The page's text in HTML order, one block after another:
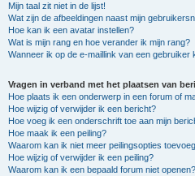
Mijn taal zit niet in de lijst!
Wat zijn de afbeeldingen naast mijn
Hoe kan ik een avatar instellen?
Wat is mijn rang en hoe verander ik mijn rang?
Wanneer ik op de e-maillink van een gebruiker
Vragen in verband met het plaatsen van
Hoe plaats ik een onderwerp in een forum of
Hoe wijzig of verwijder ik een bericht?
Hoe voeg ik een onderschrift toe aan mijn
Hoe maak ik een peiling?
Waarom kan ik niet meer peilingsopties
Hoe wijzig of verwijder ik een peiling?
Waarom kan ik een bepaald forum niet openen?